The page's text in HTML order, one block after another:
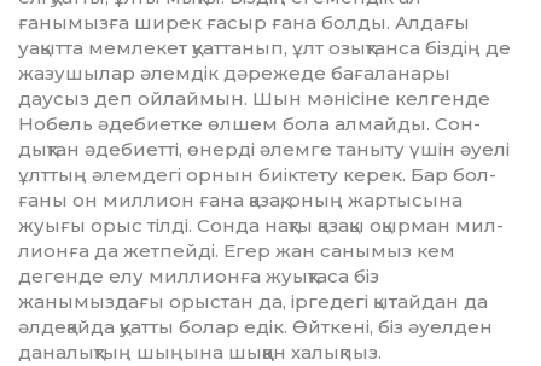
ғанымызға ширек ғасыр ғана болды. Алдағы
уақытта мемлекет қуат­танып, ұлт озықтанса біздің де
жазушылар әлемдік дәрежеде бағаланары
даусыз деп ойлаймын. Шын мәнісіне келгенде
Нобель әдебиетке өлшем бола алмайды. Сон­
дықтан әдебиетті, өнерді әлем­ге таныту үшін әуелі
ұлттың әлем­дегі орнын биіктету керек. Бар бол­
ғаны он миллион ғана қазақ, оның жартысына
жуығы орыс тіл­ді. Сонда нақты қазақы оқырман мил­
лионға да жетпейді. Егер жан санымыз кем
дегенде елу мил­лион­ға жуықтаса біз
жанымыздағы орыс­тан да, іргедегі қытайдан да
әлдеқайда қуатты болар едік. Өйт­кені, біз әуелден
даналықтың шыңы­на шыққан халықпыз.